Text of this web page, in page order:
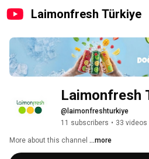
Laimonfresh Türkiye
Laimonfresh
@laimonfreshturkiye
11 subscribers • 33 videos
More about this channel ...more